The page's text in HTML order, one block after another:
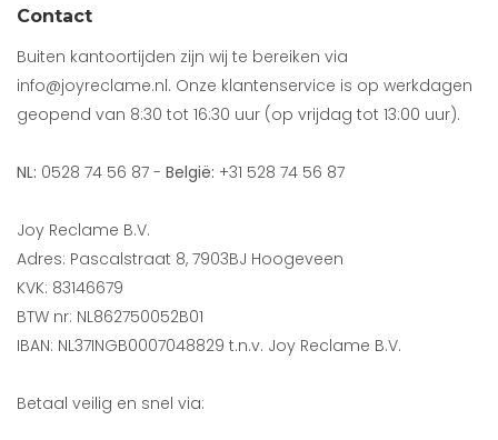
Contact
Buiten kantoortijden zijn wij te bereiken via
info@joyreclame.nl. Onze klantenservice is op werkdagen
geopend van 8:30 tot 16:30 uur (op vrijdag tot 13:00 uur).
NL: 0528 74 56 87 - België: +31 528 74 56 87
Joy Reclame B.V.
Adres: Pascalstraat 8, 7903BJ Hoogeveen
KVK: 83146679
BTW nr: NL862750052B01
IBAN: NL37INGB0007048829 t.n.v. Joy Reclame B.V.
Betaal veilig en snel via: